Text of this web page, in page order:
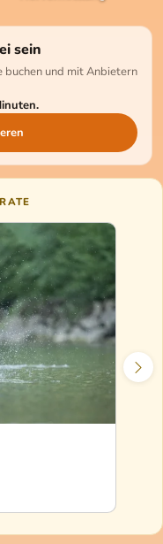
sein
buchen und mit Anbietern